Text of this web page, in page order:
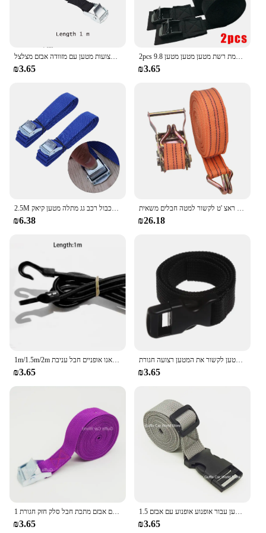
לקשור את רצועות מתכוונן רצועות רסק מתכוונן רצועות ראצ 'ט כבד כבד לקשור רצועות מטען עם מזוודה אבזם מצלצל
₪3.65
2pcs מכונת מתלה גג רצועות קיאק קאק מצלמת רשת מטען מטען מטען 9.8ft עניבה רצועות 300 ס "מ x 2.5 ס" מ
₪3.65
2.5M מצליף רצועות עם אבזם ניילון מהיר שחרור מצליף רצועות עבור מטענים לכבול רכב גג מתלה מטען קיאק carrier נע
₪6.38
טעינת חבל גרירה 3/6/8/10 מטר חזה חגורת גדיל 40 מ "מ עניבות ראצ 'ט לקשור למטה חבלים משאית
₪26.18
1m/1.5m/2m כבד החובה אלסטי באנג 'י הלם כבל רצועת למתוח פלסטיק וו רכב מטען אוהל קיאק סירת קאנו אופניים חבל עניבת
₪3.65
נסיעות קשור שחור עמיד ניילון מטען לקשור את המטען רצועה חגורת lash עם מצלמת אבזם נסיעות ערכות
₪3.65
1 מטר אבזם עניבה רצועות מטען לחגורה לאופנוע לרכב עם אבזם מתכת חבל סלק חזק חגורת ratchet לחגורת מטען
₪3.65
1.5 מ 'אבזם עניבה רצועות מטען עבור אופנוע אופנוע עם אבזם pp אבזם חבל כרטיס חזק חגורת אבזם עבור תיק מטען
₪3.65